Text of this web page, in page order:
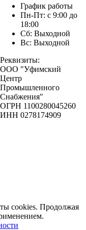
График работы
Пн-Пт: с 9:00 до
18:00
Сб: Выходной
Вс: Выходной
Реквизиты:
ООО "Уфимский
Центр
Промышленного
Снабжения"
ОГРН 1100280045260
ИНН 0278174909
cookies. Продолжая